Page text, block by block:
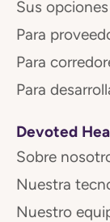
Sus
Para
Para
Para
Devoted
Sobre
Nuestra
Nuestro